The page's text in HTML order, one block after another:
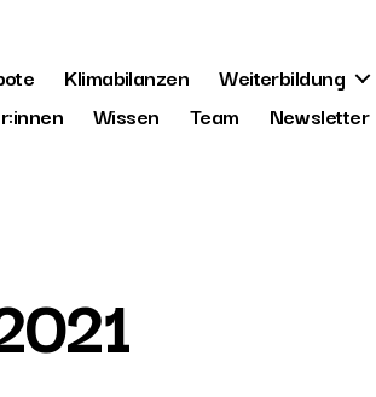
Klimabilanzen
Weiterbildung
Wissen Team Newsletter